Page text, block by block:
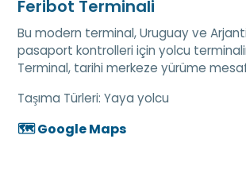
Feribot Terminali
Bu modern terminal, Uruguay ve
pasaport kontrolleri için yolcu
Terminal, tarihi merkeze yürüme
Taşıma Türleri: Yaya yolcu
🗺️ Google Maps